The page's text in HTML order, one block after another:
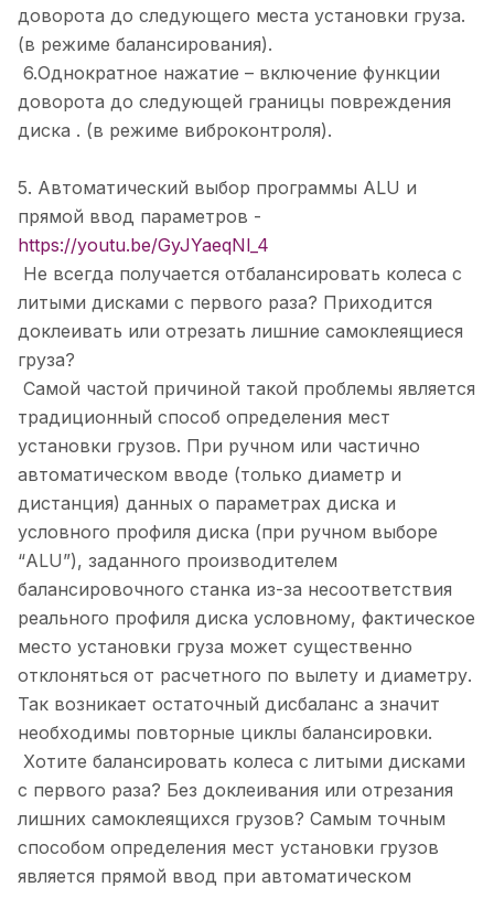
доворота до следующего места установки груза.
(в режиме балансирования).
6.Однократное нажатие – включение функции
доворота до следующей границы повреждения
диска . (в режиме виброконтроля).
5. Автоматический выбор программы ALU и
прямой ввод параметров -
https://youtu.be/GyJYaeqNl_4
Не всегда получается отбалансировать колеса с
литыми дисками с первого раза? Приходится
доклеивать или отрезать лишние самоклеящиеся
груза?
Самой частой причиной такой проблемы является
традиционный способ определения мест
установки грузов. При ручном или частично
автоматическом вводе (только диаметр и
дистанция) данных о параметрах диска и
условного профиля диска (при ручном выборе
“ALU”), заданного производителем
балансировочного станка из-за несоответствия
реального профиля диска условному, фактическое
место установки груза может существенно
отклоняться от расчетного по вылету и диаметру.
Так возникает остаточный дисбаланс а значит
необходимы повторные циклы балансировки.
Хотите балансировать колеса с литыми дисками
с первого раза? Без доклеивания или отрезания
лишних самоклеящихся грузов? Самым точным
способом определения мест установки грузов
является прямой ввод при автоматическом